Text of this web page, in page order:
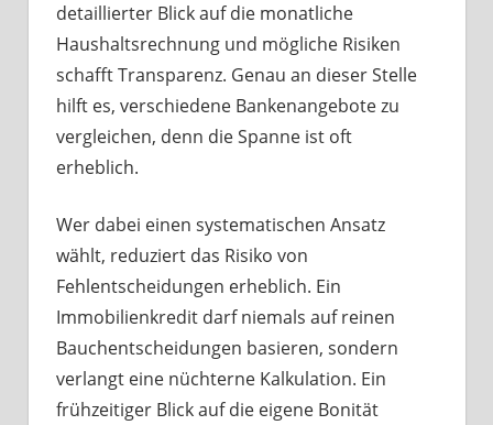
detaillierter Blick auf die monatliche
Haushaltsrechnung und mögliche Risiken
schafft Transparenz. Genau an dieser Stelle
hilft es, verschiedene Bankenangebote zu
vergleichen, denn die Spanne ist oft
erheblich.
Wer dabei einen systematischen Ansatz
wählt, reduziert das Risiko von
Fehlentscheidungen erheblich. Ein
Immobilienkredit darf niemals auf reinen
Bauchentscheidungen basieren, sondern
verlangt eine nüchterne Kalkulation. Ein
frühzeitiger Blick auf die eigene Bonität